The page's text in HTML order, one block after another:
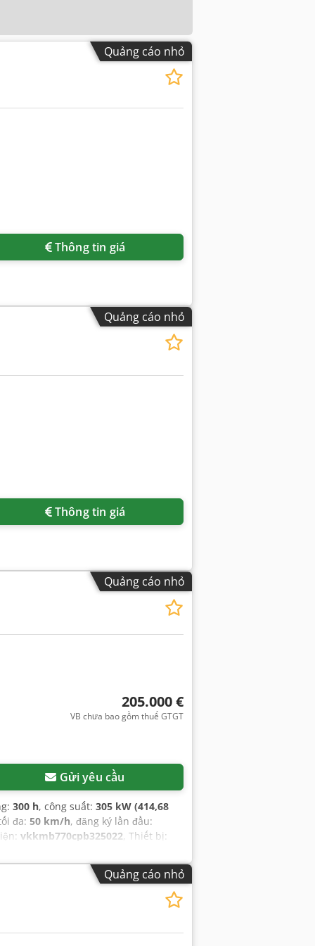
Quảng cáo nhỏ
Thông tin giá
Quảng cáo nhỏ
Thông tin giá
Quảng cáo nhỏ
205.000 €
VB chưa bao gồm thuế GTGT
Gửi yêu cầu
300 h, công suất: 305 kW (414,68
đa: 50 km/h, đăng ký lần đầu:
vkkmb770cpb325022, Thiết bị:
Quảng cáo nhỏ